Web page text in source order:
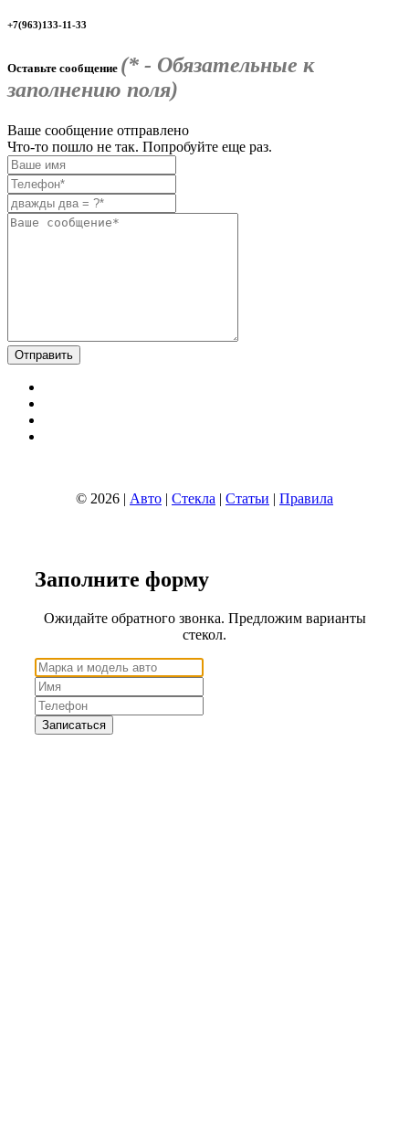
+7(963)133-11-33
Оставьте сообщение (* - Обязательные к
заполнению поля)
Ваше сообщение отправлено
Что-то пошло не так. Попробуйте еще раз.
© 2026 | Авто | Стекла | Статьи | Правила
Заполните форму
Ожидайте обратного звонка. Предложим варианты
стекол.